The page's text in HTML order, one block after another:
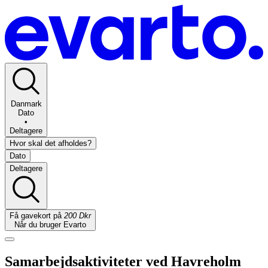
Danmark
Dato
•
Deltagere
Hvor skal det afholdes?
Dato
Deltagere
Få gavekort på 200 Dkr
Når du bruger Evarto
Samarbejdsaktiviteter ved Havreholm